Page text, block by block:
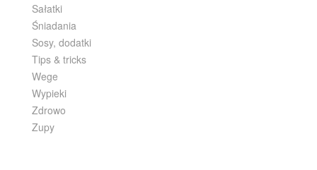
Sałatki
Śniadania
Sosy, dodatki
Tips & tricks
Wege
Wypieki
Zdrowo
Zupy